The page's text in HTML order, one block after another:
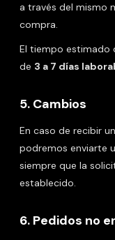
a través del mismo
compra.
El tiempo estimado
de 3 a 7 días
5. Cambios
En caso de recibir
podremos enviarte
siempre que la
establecido.
6. Pedidos no